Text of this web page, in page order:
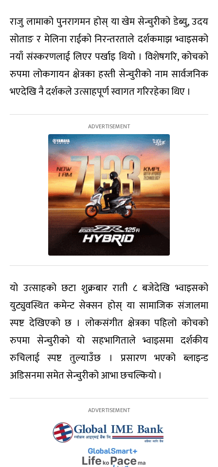
राजु लामाको पुनरागमन होस् या खेम सेन्चुरीको डेब्यु, उदय
सोताङ र मेलिना राईको निरन्तरताले दर्शकमाझ भ्वाइसको
नयाँ संस्करणलाई लिएर पर्खाइ थियो । विशेषगरि, कोचको
रुपमा लोकगायन क्षेत्रका हस्ती सेन्चुरीको नाम सार्वजनिक
भएदेखि नै दर्शकले उत्साहपूर्ण स्वागत गरिरहेका थिए ।
यो उत्साहको छटा शुक्रबार राती ८ बजेदेखि भ्वाइसको
युट्युवस्थित कमेन्ट सेक्सन होस् या सामाजिक संजालमा
स्पष्ट देखिएको छ । लोकसंगीत क्षेत्रका पहिलो कोचको
रुपमा सेन्चुरीको यो सहभागिताले भ्वाइसमा दर्शकीय
रुचिलाई स्पष्ट तुल्याउँछ । प्रसारण भएको ब्लाइन्ड
अडिसनमा समेत सेन्चुरीको आभा छचल्कियो ।